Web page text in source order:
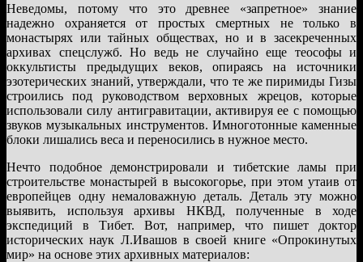
Неведомы, потому что это древнее «запретное» знание
надежно охраняется от простых смертных не только в
монастырях или тайных обществах, но и в засекреченных
архивах спецслужб. Но ведь не случайно еще теософы и
оккультисты предыдущих веков, опираясь на источники
эзотерических знаний, утверждали, что те же пиримиды Гизы
строились под руководством верховных жрецов, которые
использовали силу антигравитации, активируя ее с помощью
звуков музыкальных инструментов. Имноготонные каменные
блоки лишались веса и переносились в нужное место.
Нечто подобное демонстрировали и тибетские ламы при
строительстве монастырей в высокогорье, при этом утаив от
европейцев одну немаловажную деталь. Деталь эту можно
выявить, используя архивы НКВД, полученные в ходе
экспедиций в Тибет. Вот, например, что пишет доктор
исторических наук Л.Ивашов в своей книге «Опрокинутых
мир» на основе этих архивных материалов: